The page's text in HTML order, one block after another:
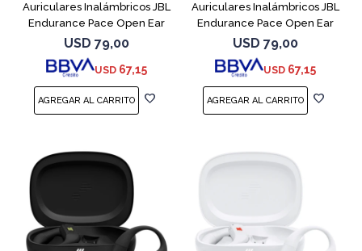
Auriculares Inalámbricos JBL
Endurance Pace Open Ear
Purpura
USD 79,00
USD 67,15
Auriculares Inalámbricos JBL
Endurance Pace Open Ear
Blanco
USD 79,00
USD 67,15